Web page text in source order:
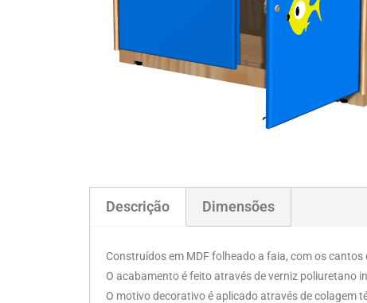
Descrição Dimensões
Construídos em MDF folheado a faia, com os
O acabamento é feito através de verniz poliuretano
O motivo decorativo é aplicado através de colagem